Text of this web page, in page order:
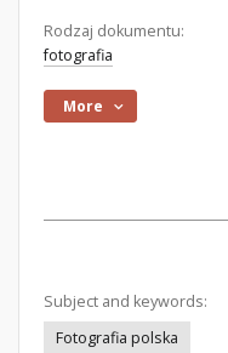
Rodzaj dokumentu:
fotografia
More
Subject and keywords:
Fotografia polska